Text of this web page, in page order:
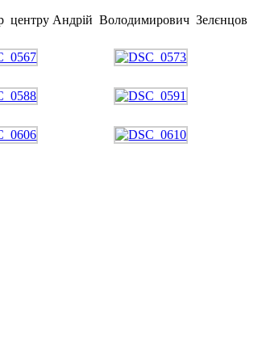
Андрій Володимирович Зелєнцов